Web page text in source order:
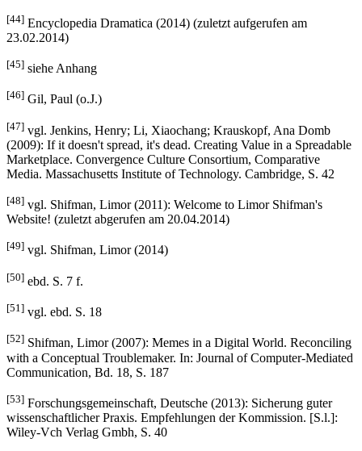
[44] Encyclopedia Dramatica (2014) (zuletzt aufgerufen am
23.02.2014)
[45] siehe Anhang
[46] Gil, Paul (o.J.)
[47] vgl. Jenkins, Henry; Li, Xiaochang; Krauskopf, Ana Domb
(2009): If it doesn't spread, it's dead. Creating Value in a Spreadable
Marketplace. Convergence Culture Consortium, Comparative
Media. Massachusetts Institute of Technology. Cambridge, S. 42
[48] vgl. Shifman, Limor (2011): Welcome to Limor Shifman's
Website! (zuletzt abgerufen am 20.04.2014)
[49] vgl. Shifman, Limor (2014)
[50] ebd. S. 7 f.
[51] vgl. ebd. S. 18
[52] Shifman, Limor (2007): Memes in a Digital World. Reconciling
with a Conceptual Troublemaker. In: Journal of Computer-Mediated
Communication, Bd. 18, S. 187
[53] Forschungsgemeinschaft, Deutsche (2013): Sicherung guter
wissenschaftlicher Praxis. Empfehlungen der Kommission. [S.l.]:
Wiley-Vch Verlag Gmbh, S. 40